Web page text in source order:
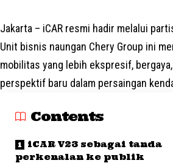
Jakarta – iCAR resmi hadir melalui
Unit bisnis naungan Chery Group ini
mobilitas yang lebih ekspresif,
perspektif baru dalam persaingan
Contents
iCAR V23 sebagai tanda
perkenalan ke publik